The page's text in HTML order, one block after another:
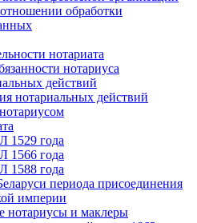
обработки
нотариата
нотариуса
действий
нотариальных действий
1529 года
1566 года
1588 года
периода присоединения
империи
нотариусы и маклеры